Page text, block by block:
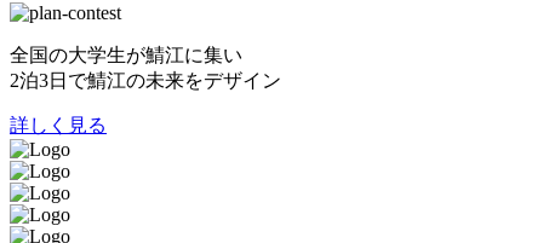
全国の大学生が鯖江に集い
2泊3日で鯖江の未来をデザイン
詳しく見る